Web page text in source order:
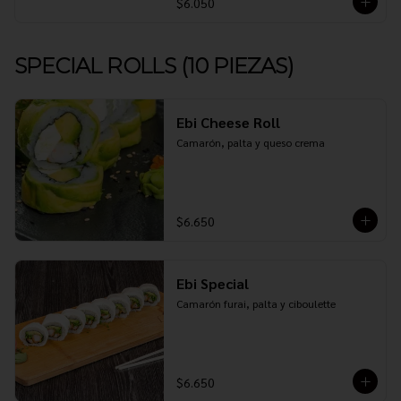
SPECIAL ROLLS (10 PIEZAS)
Ebi Cheese Roll
Camarón, palta y queso crema
$6.650
Ebi Special
Camarón furai, palta y ciboulette
$6.650